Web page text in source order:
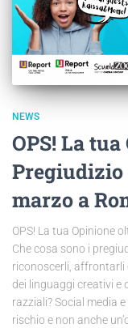
NEWS
OPS! La
Pregiudizio
marzo a
OPS! La tua Opinione
Che cosa sono i
riconoscerli, affrontarli
dei linguaggi creativi e
razziali? Social media
rischio e non anche